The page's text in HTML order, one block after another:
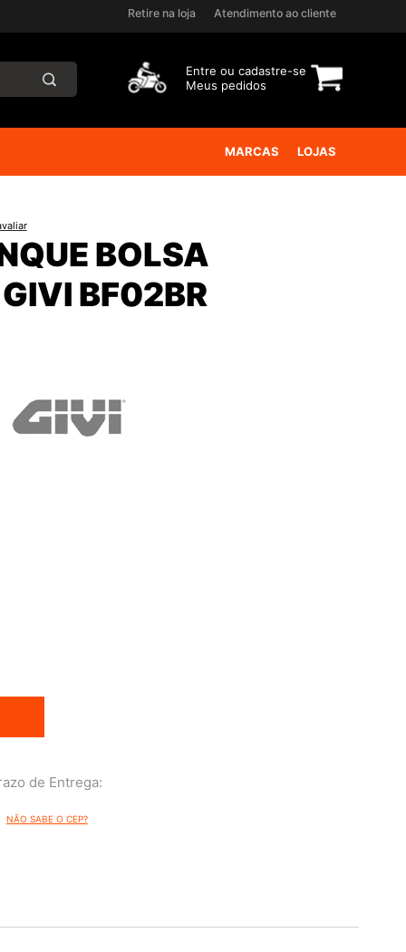
Retire na loja Atendimento ao cliente
Entre ou cadastre-se
Meus pedidos
LOJAS
MARCAS
BOLSA
BF02BR
NÃO SABE O CEP?